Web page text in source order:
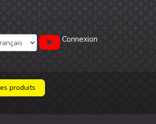
Connexion
produits